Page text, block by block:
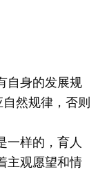
身的发展规
然规律，否则
样的，育人
主观愿望和情